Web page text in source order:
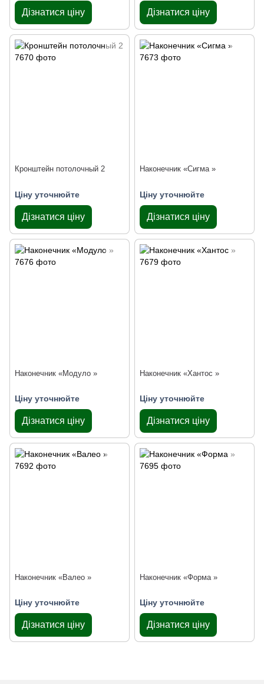
Дізнатися ціну Дізнатися ціну
Кронштейн потолочный 2
Ціну уточнюйте
Дізнатися ціну
Наконечник «Сигма »
Ціну уточнюйте
Дізнатися ціну
Наконечник «Модуло »
Ціну уточнюйте
Дізнатися ціну
Наконечник «Хантос »
Ціну уточнюйте
Дізнатися ціну
Наконечник «Валео »
Ціну уточнюйте
Дізнатися ціну
Наконечник «Форма »
Ціну уточнюйте
Дізнатися ціну